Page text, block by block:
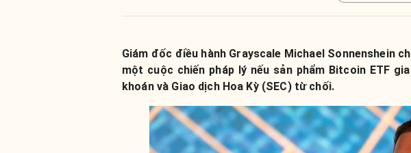
Giám đốc điều hành Grayscale Michael Sonnenshein
một cuộc chiến pháp lý nếu sản phẩm Bitcoin ETF
khoán và Giao dịch Hoa Kỳ (SEC) từ chối.